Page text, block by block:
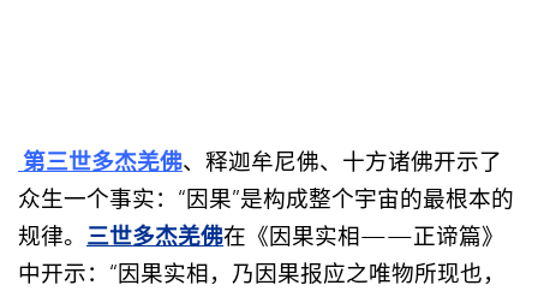
第三世多杰羌佛、释迦牟尼佛、十方诸佛开示了
众生一个事实：“因果”是构成整个宇宙的最根本的
规律。 三世多杰羌佛在《因果实相——正谛篇》
中开示：“因果实相，乃因果报应之唯物所现也，